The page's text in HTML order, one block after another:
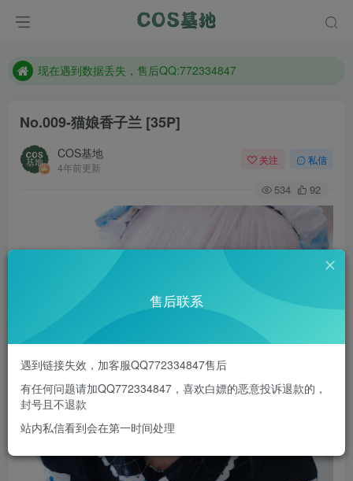
现在遇到数据丢失，售后QQ:772334847
防失联：百度搜索《趣画刊》，实时查看最新站点。
No.009-猫娘香子兰 [35P]
COS基地
4年前更新
关注 私信
534 92
售后联系
遇到链接失效，加客服QQ772334847售后
有任何问题请加QQ772334847，喜欢白嫖的恶意投诉退款的，
封号且不退款
站内私信看到会在第一时间处理